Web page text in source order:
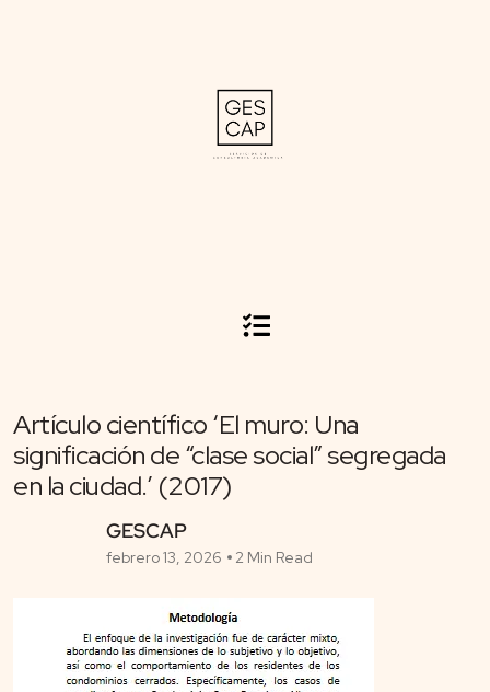
Artículo científico ‘El muro: Una
significación de “clase social” segregada
en la ciudad.’ (2017)
GESCAP
febrero 13, 2026 2 Min Read